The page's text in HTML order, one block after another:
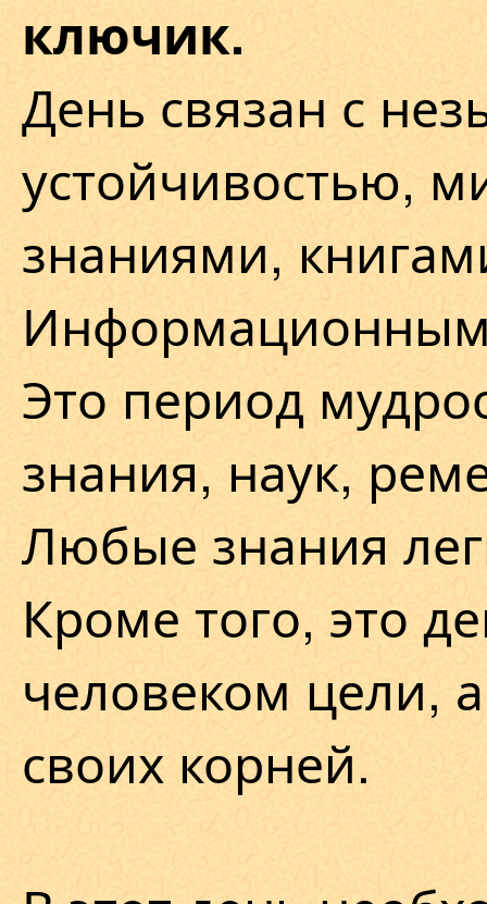
ключик.
День связан с
устойчивостью,
знаниями,
Это период
знания, наук,
Любые знания
Кроме того, это
человеком цели,
своих корней.